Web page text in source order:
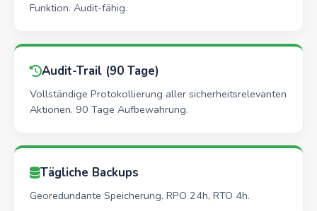
Funktion. Audit-fähig.
Audit-Trail (90 Tage)
Vollständige Protokollierung aller sicherheitsrelevanten
Aktionen. 90 Tage Aufbewahrung.
Tägliche Backups
Georedundante Speicherung. RPO 24h, RTO 4h.